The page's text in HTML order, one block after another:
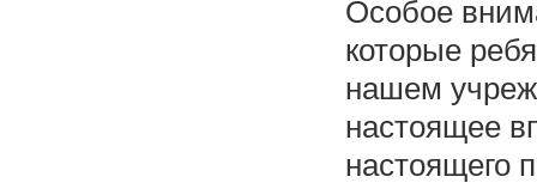
Особое
которые
нашем
настоящее
настоящего